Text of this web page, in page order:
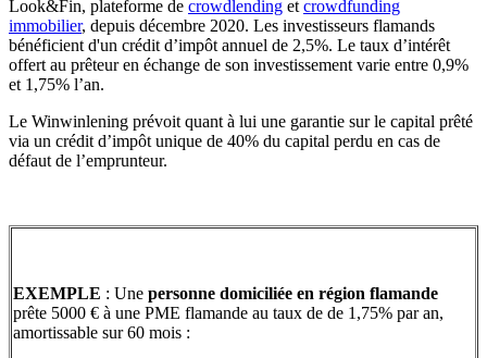
Look&Fin, plateforme de crowdlending et crowdfunding
immobilier, depuis décembre 2020. Les investisseurs flamands
bénéficient d'un crédit d’impôt annuel de 2,5%. Le taux d’intérêt
offert au prêteur en échange de son investissement varie entre 0,9%
et 1,75% l’an.
Le Winwinlening prévoit quant à lui une garantie sur le capital prêté
via un crédit d’impôt unique de 40% du capital perdu en cas de
défaut de l’emprunteur.
EXEMPLE : Une personne domiciliée en région flamande
prête 5000 € à une PME flamande au taux de de 1,75% par an,
amortissable sur 60 mois :